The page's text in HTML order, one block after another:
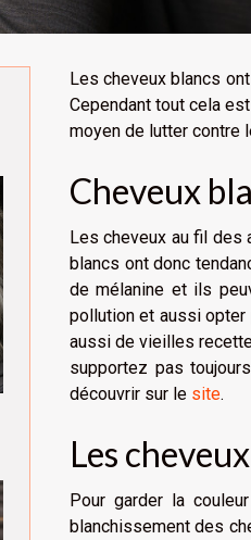
Les cheveux blancs
Cependant tout cela
moyen de lutter contre
Cheveux
Les cheveux au fil des
blancs ont donc
de mélanine et ils
pollution et aussi opter
aussi de vieilles
supportez pas
découvrir sur le site.
Les
Pour garder la
blanchissement des